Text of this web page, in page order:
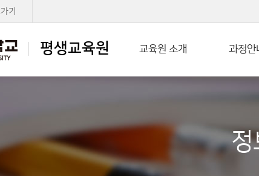
평생교육원
기
평생교육원
정 교육기관
교육원 소개 과정안
정